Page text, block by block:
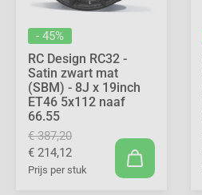
- 45%
RC Design RC32 -
Satin zwart mat
(SBM) - 8J x 19inch
ET46 5x112 naaf
66.55
€ 387,20
€ 214,12
Prijs per stuk